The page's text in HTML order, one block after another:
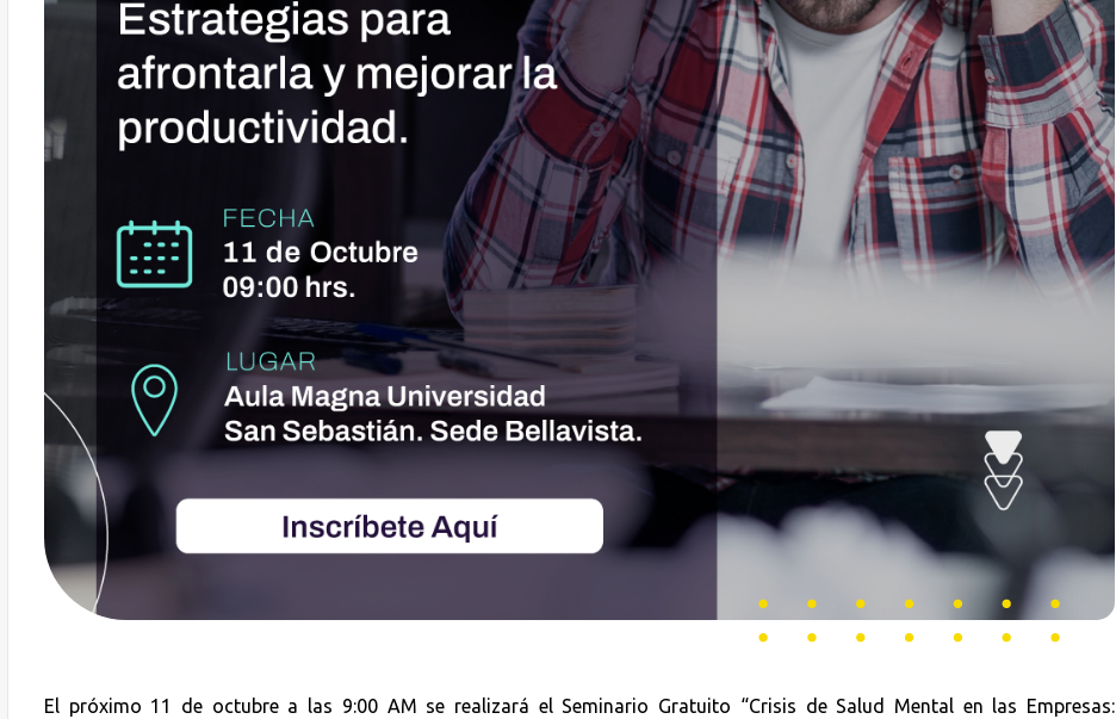
El próximo 11 de octubre a las 9:00 AM se realizará el Seminario Gratuito “Crisis de Salud Mental en las Empresas: